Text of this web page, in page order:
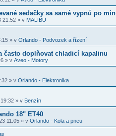
sedačky sa samé vypnú po
21:52 » v MALIBU
» v Orlando - Podvozek a řízení
často doplňovat chladicí kapalinu
» v Aveo - Motory
» v Orlando - Elektronika
» v Benzín
18" ET40
11:05 » v Orlando - Kola a pneu